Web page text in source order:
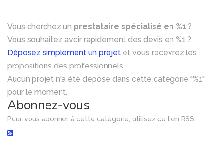
Vous cherchez un prestataire spécialisé en %1 ?
Vous souhaitez avoir rapidement des devis en %1 ?
Déposez simplement un projet et vous recevrez les
propositions des professionnels.
Aucun projet n'a été déposé dans cette catégorie "%1"
pour le moment.
Abonnez-vous
Pour vous abonner à cette catégorie, utilisez ce lien RSS :